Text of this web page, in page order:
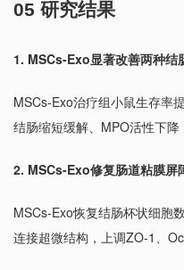
05 研究结果
1. MSCs-Exo显著改善两种结
MSCs-Exo治疗组小鼠生存率
结肠缩短缓解、MPO活性下降
2. MSCs-Exo修复肠道粘膜屏
MSCs-Exo恢复结肠杯状细胞
连接超微结构，上调ZO-1、